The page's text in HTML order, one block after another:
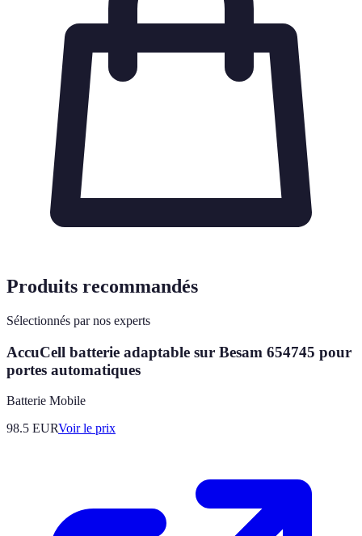
Produits recommandés
Sélectionnés par nos experts
AccuCell batterie adaptable sur Besam 654745 pour
portes automatiques
Batterie Mobile
98.5 EURVoir le prix